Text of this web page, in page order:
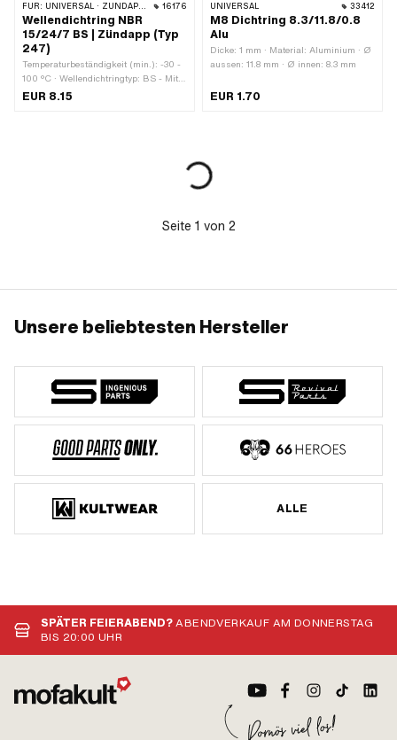
FÜR: UNIVERSAL · ZÜNDAPP BELMONDO · ZÜNDAPP 16176
Wellendichtring NBR
15/24/7 BS | Zündapp (Typ
247)
Temperaturbeständigkeit (min.): -30 -
100 °C · Wellendichtringtyp: BS - Mit
Blech-Aussenmantel / einer Dichtlippe
EUR 8.15
UNIVERSAL 33412
M8 Dichtring 8.3/11.8/0.8
Alu
Dicke: 1 mm · Material: Aluminium · Ø
aussen: 11.8 mm · Ø innen: 8.3 mm
EUR 1.70
Seite 1 von 2
Unsere beliebtesten Hersteller
ALLE
SPÄTER FEIERABEND?ABENDVERKAUF AM DONNERSTAG
BIS 20:00 UHR